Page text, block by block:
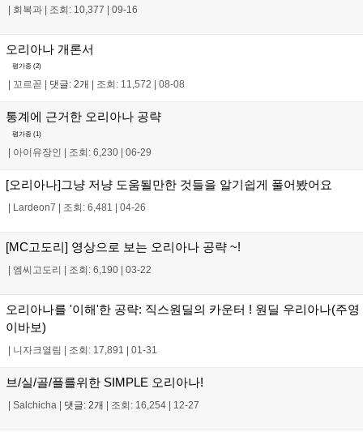
회복과 조회: 10,377 09-16
오리아나 개론서
평가중 (2)
꼬르꼳 댓글: 2개 조회: 11,572 08-08
통계에 근거한 오리아나 공략
평가중 (1)
| 아이유장인 | 조회: 6,230 | 06-29
[오리아나]그냥 저냥 도움될만한 것들을 알기쉽게 풀어봤어요
| Lardeon7 | 조회: 6,481 | 04-26
[MC고도리] 영상으로 보는 오리아나 공략 ~!
| 엠씨고도리 | 조회: 6,190 | 03-22
오리아나를 '이해'한 공략: 직스원딜의 카운터 ! 원딜 우리아나(주영
이바보)
| 니자크열림 | 조회: 17,891 | 01-31
브/실/골/플를위한 SIMPLE 오리아나!
| Salchicha | 댓글: 2개 | 조회: 16,254 | 12-27